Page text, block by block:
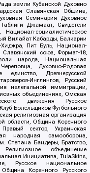
земли Кубанской Духовно
Славянская Община,
Семинария Духовное
Джамаат, Свидетели
социалистическое
Вилайат Кабарды, Балкарии
Пит Буль, Национал-
Славянский союз, Формат-18,
народа, Национальная
Духовно-Родовая
Древнерусской
Инглингов, Русский
нелегальной иммиграции,
объединениях, Омская
движения Русское
Болельщиков Футбольного
религиозная организация
области, Община Коренного
сектор, Украинская
народная самооборона,
Степана Бандеры, Братство,
объединение
Инициатива, TulaSkins,
Русское национальное
Коренного Русского